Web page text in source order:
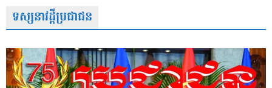
ទស្សនាវដ្តីប្រជាជន